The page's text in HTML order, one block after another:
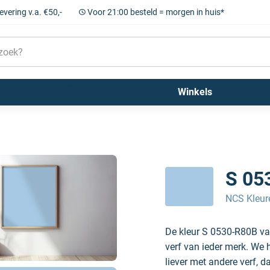
v.a. €50,- Voor 21:00 besteld = morgen in huis*
Winkels
S
NCS
De kleur S 0530-R80B
verf van ieder merk. We
liever met andere verf,